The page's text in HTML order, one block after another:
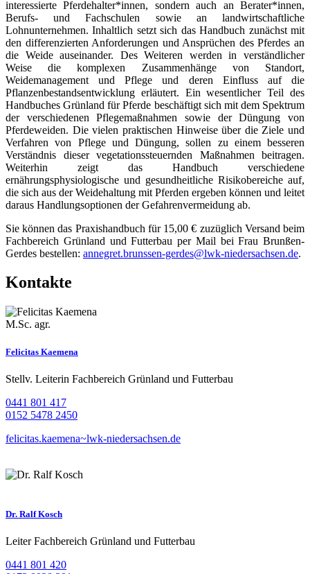
interessierte Pferdehalter*innen, sondern auch an Berater*innen,
Berufs- und Fachschulen sowie an landwirtschaftliche
Lohnunternehmen. Inhaltlich setzt sich das Handbuch zunächst mit
den differenzierten Anforderungen und Ansprüchen des Pferdes an
die Weide auseinander. Des Weiteren werden in verständlicher
Weise die komplexen Zusammenhänge von Standort,
Weidemanagement und Pflege und deren Einfluss auf die
Pflanzenbestandsentwicklung erläutert. Ein wesentlicher Teil des
Handbuches Grünland für Pferde beschäftigt sich mit dem Spektrum
der verschiedenen Pflegemaßnahmen sowie der Düngung von
Pferdeweiden. Die vielen praktischen Hinweise über die Ziele und
Verfahren von Pflege und Düngung, sollen zu einem besseren
Verständnis dieser vegetationssteuernden Maßnahmen beitragen.
Weiterhin zeigt das Handbuch verschiedene
ernährungsphysiologische und gesundheitliche Risikobereiche auf,
die sich aus der Weidehaltung mit Pferden ergeben können und leitet
daraus Handlungsoptionen der Gefahrenvermeidung ab.
Sie können das Praxishandbuch für 15,00 € zuzüglich Versand beim
Fachbereich Grünland und Futterbau per Mail bei Frau Brunßen-
Gerdes bestellen: annegret.brunssen-gerdes@lwk-niedersachsen.de.
Kontakte
M.Sc. agr.
Felicitas Kaemena
Stellv. Leiterin Fachbereich Grünland und Futterbau
0441 801 417
0152 5478 2450
felicitas.kaemena~lwk-niedersachsen.de
Dr. Ralf Kosch
Leiter Fachbereich Grünland und Futterbau
0441 801 420